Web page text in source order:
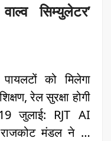
सिम्युलेटर’
को मिलेगा
रेल सुरक्षा होगी
जुलाई: RJT AI
मंडल ने …